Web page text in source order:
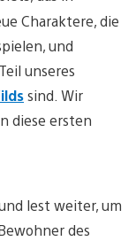
Charaktere, die
und
unseres
sind. Wir
diese ersten
lest weiter, um
des